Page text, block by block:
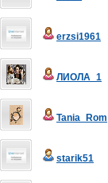
erzsi1961
ЛИОЛА_1
Tania_Rom
starik51